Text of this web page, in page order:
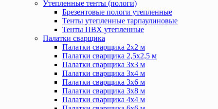
Утепленные тенты (пологи)
Брезентовые пологи утепленные
Тенты утепленные тарпаулиновые
Тенты ПВХ утепленные
Палатки сварщика
Палатки сварщика 2х2 м
Палатки сварщика 2,5х2,5 м
Палатки сварщика 3х3 м
Палатки сварщика 3х4 м
Палатки сварщика 3х6 м
Палатки сварщика 3х8 м
Палатки сварщика 4х4 м